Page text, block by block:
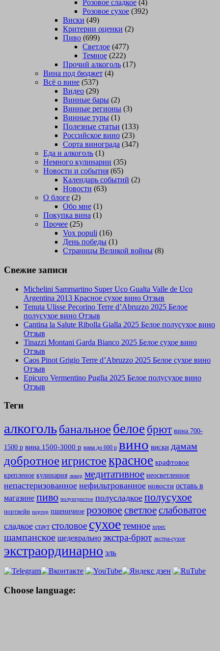
Розовое сладкое (4)
Розовое сухое (392)
Виски (49)
Критерии оценки (2)
Пиво (699)
Светлое (477)
Темное (222)
Прочий алкоголь (17)
Вина под бюджет (4)
Всё о вине (537)
Видео (29)
Винные бары (2)
Винные регионы (3)
Винные туры (1)
Полезные статьи (133)
Российское вино (23)
Сорта винограда (347)
Еда и алкоголь (1)
Немного кулинарии (35)
Новости и события (65)
Календарь событий (2)
Новости (63)
О блоге (2)
Обо мне (1)
Покупка вина (1)
Прочее (25)
Vox populi (16)
День победы (1)
Страницы Великой войны (8)
Свежие записи
Michelini Sammartino Super Uco Gualta Valle de Uco
Argentina 2013 Красное сухое вино Отзыв
Tenuta Ulisse Pecorino Terre d’Abruzzo 2025 Белое
полусухое вино Отзыв
Cantina la Salute Ribolla Gialla 2025 Белое полусухое вино
Отзыв
Tinazzi Montani Garda Bianco 2025 Белое сухое вино
Отзыв
Caos Pinot Grigio Terre d’Abruzzo 2025 Белое сухое вино
Отзыв
Epicuro Vermentino Puglia 2025 Белое полусухое вино
Отзыв
Теги
алкогольбанальное белое брют вина 700-
1500 р вина 1500-3000 р вина до 600 р вино виски дамам
добротноеигристоекрасное крафтовое
крепленое кулинария ликер медитативное неосветленное
непастеризованное нефильтрованное новости оставь в
магазине пиво полуигристое полусладкое полусухое
портвейн портер пшеничное розовое светлоеслабоватое
сладкое стаут столовое сухоетемное херес
шампанское шедеврально экстра-брют экстра-сухое
экстраординарно эль
Choose language: